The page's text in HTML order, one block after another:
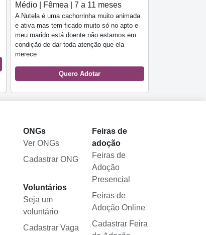
Médio | Fêmea | 7 a 11 meses
A Nutela é uma cachorrinha muito animada
e ativa mas tem ficado muito só no apto e
meu marido está doente não estamos em
condição de dar toda atenção que ela
merece
Quero Adotar
ONGs
Ver ONGs
Cadastrar ONG
Voluntários
Seja um
voluntário
Cadastrar Vaga
Feiras de
adoção
Feiras de
Adoção
Presencial
Feiras de
Adoção Online
Cadastrar Feira